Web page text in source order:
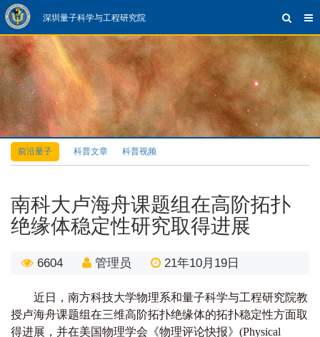
深圳量子科学与工程研究院
前沿量子 科普文章 科普视频
南科大卢海舟课题组在高阶拓扑
绝缘体稳定性研究取得进展
6604 管理员 21年10月19日
近日，南方科技大学物理系和量子科学与工程研究院教
授卢海舟课题组在三维高阶拓扑绝缘体的拓扑稳定性方面取
得进展，并在美国物理学会《物理评论快报》(Physical